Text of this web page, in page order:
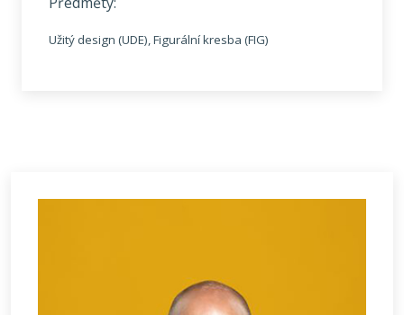
Užitý design (UDE), Figurální kresba (FIG)